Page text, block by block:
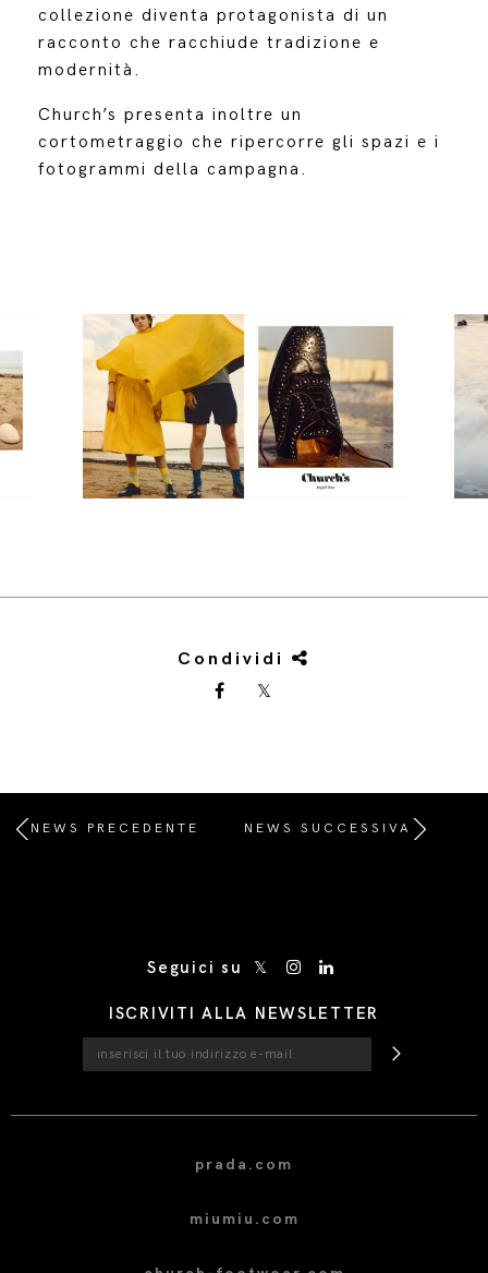
collezione diventa protagonista di un
racconto che racchiude tradizione e
modernità.
Church’s presenta inoltre un
cortometraggio che ripercorre gli spazi e i
fotogrammi della campagna.
Condividi
NEWS PRECEDENTE NEWS SUCCESSIVA
Seguici su
ISCRIVITI ALLA NEWSLETTER
prada.com
miumiu.com